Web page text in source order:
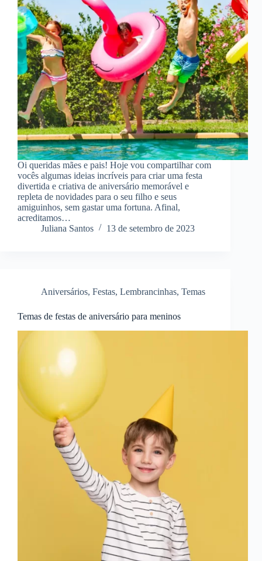
Oi queridas mães e pais! Hoje vou compartilhar com
vocês algumas ideias incríveis para criar uma festa
divertida e criativa de aniversário memorável e
repleta de novidades para o seu filho e seus
amiguinhos, sem gastar uma fortuna. Afinal,
acreditamos…
Juliana Santos
13 de setembro de 2023
Aniversários, Festas, Lembrancinhas, Temas
Temas de festas de aniversário para meninos